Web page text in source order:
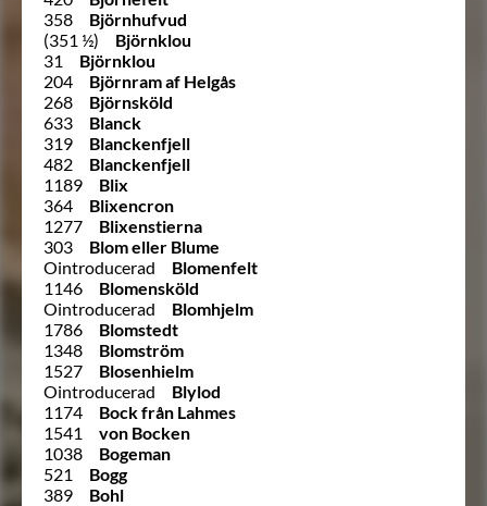
358
Björnhufvud
(351 ½)
Björnklou
31
Björnklou
204
Björnram af Helgås
268
Björnsköld
633
Blanck
319
Blanckenfjell
482
Blanckenfjell
1189
Blix
364
Blixencron
1277
Blixenstierna
303
Blom eller Blume
Ointroducerad
Blomenfelt
1146
Blomensköld
Ointroducerad
Blomhjelm
1786
Blomstedt
1348
Blomström
1527
Blosenhielm
Ointroducerad
Blylod
1174
Bock från Lahmes
1541
von Bocken
1038
Bogeman
521
Bogg
389
Bohl